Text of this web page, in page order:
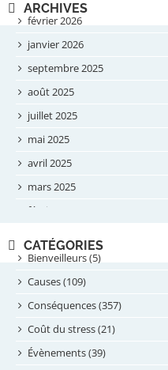
ARCHIVES
février 2026
janvier 2026
septembre 2025
août 2025
juillet 2025
mai 2025
avril 2025
mars 2025
février 2025
septembre 2024
août 2024
juillet 2024
juin 2024
mai 2024
CATÉGORIES
Bienveilleurs (5)
Causes (109)
Conséquences (357)
Coût du stress (21)
Évènements (39)